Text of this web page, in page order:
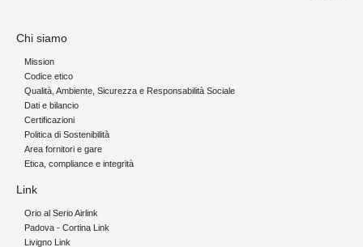
Chi siamo
Mission
Codice etico
Qualità, Ambiente, Sicurezza e Responsabilità Sociale
Dati e bilancio
Certificazioni
Politica di Sostenibilità
Area fornitori e gare
Etica, compliance e integrità
Link
Orio al Serio Airlink
Padova - Cortina Link
Livigno Link